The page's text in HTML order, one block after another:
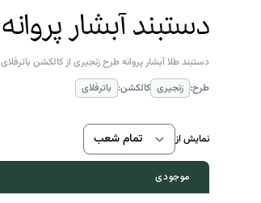
دستبند آبشار پروانه
دستبند طلا آبشار پروانه طرح زنجیری از کالکشن باترفلای
طرح: زنجیری کالکشن: باترفلای
نمایش از
موجودی